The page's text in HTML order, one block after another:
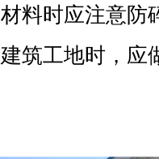
料时应注意防
筑工地时，应